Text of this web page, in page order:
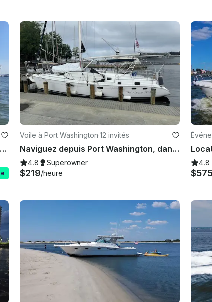
Naviguez sur la Gold Coast de Long Island à bord de ce magnifique Jeanneau de 36 pieds !
Voile à Port Washington·12 invités
Naviguez depuis Port Washington, dans l'État de New York, avec le voilier Hunter Passage 456
4.8 Superowner
$219/heure
4.8